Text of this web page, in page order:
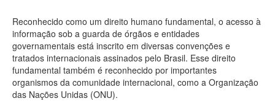
Planejamento
Catálogo de dados
Processo Legislativo
Deputados Estaduais
Reconhecido como um direito humano fundamental, o acesso à
informação sob a guarda de órgãos e entidades
governamentais está inscrito em diversas convenções e
tratados internacionais assinados pelo Brasil. Esse direito
fundamental também é reconhecido por importantes
organismos da comunidade internacional, como a Organização
das Nações Unidas (ONU).